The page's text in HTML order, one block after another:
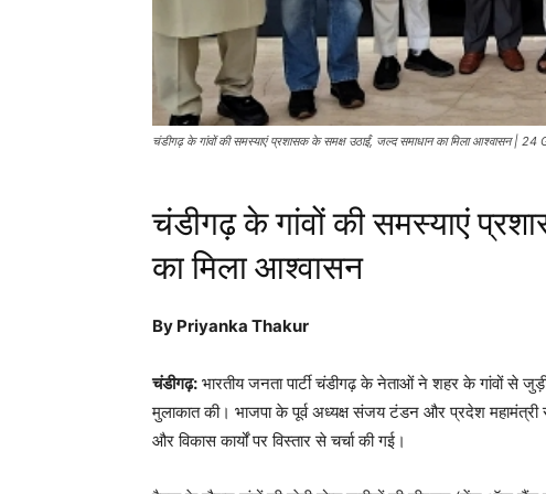
चंडीगढ़ के गांवों की समस्याएं प्रशासक के समक्ष उठाईं, जल्द समाधान का मिला आश्वासन |
चंडीगढ़ के गांवों की समस्याएं
का मिला आश्वासन
By Priyanka Thakur
चंडीगढ़: भारतीय जनता पार्टी चंडीगढ़ के नेताओं ने शहर के गांवों से
मुलाकात की। भाजपा के पूर्व अध्यक्ष संजय टंडन और प्रदेश
और विकास कार्यों पर विस्तार से चर्चा की गई।